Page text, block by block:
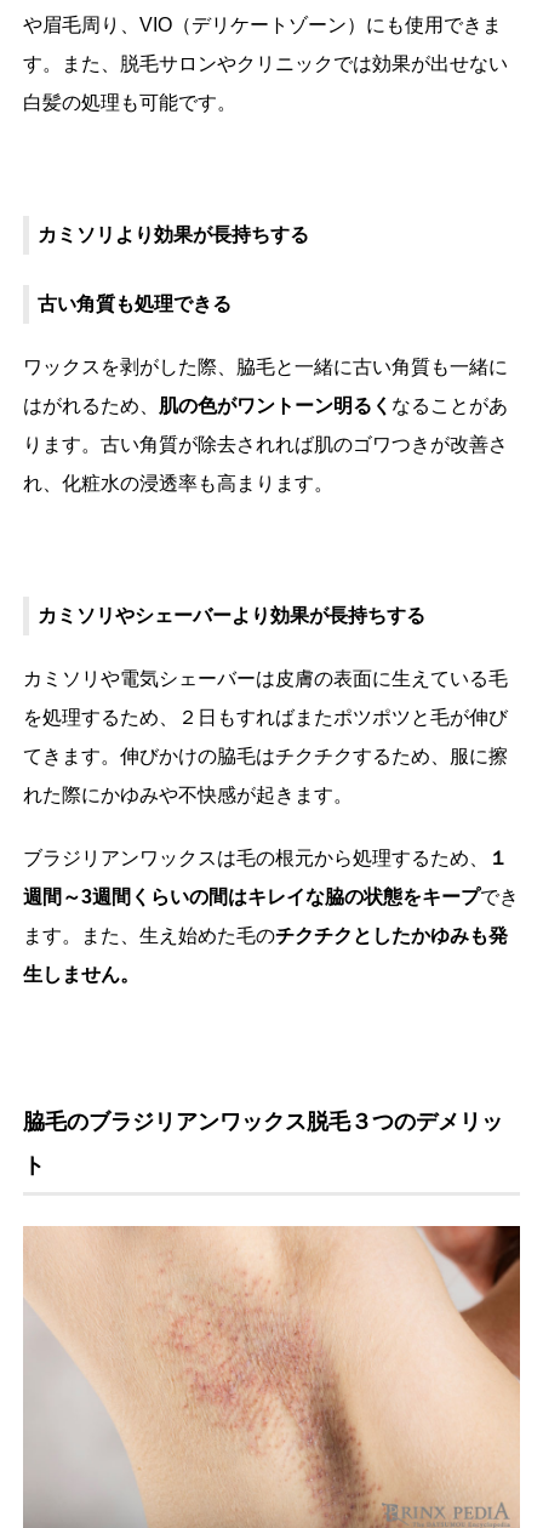
や眉毛周り、VIO（デリケートゾーン）にも使用できま
す。また、脱毛サロンやクリニックでは効果が出せない
白髪の処理も可能です。
カミソリより効果が長持ちする
古い角質も処理できる
ワックスを剥がした際、脇毛と一緒に古い角質も一緒に
はがれるため、 肌の色がワントーン明るく なることがあ
ります。古い角質が除去されれば肌のゴワつきが改善さ
れ、化粧水の浸透率も高まります。
カミソリやシェーバーより効果が長持ちする
カミソリや電気シェーバーは皮膚の表面に生えている毛
を処理するため、２日もすればまたポツポツと毛が伸び
てきます。伸びかけの脇毛はチクチクするため、服に擦
れた際にかゆみや不快感が起きます。
ブラジリアンワックスは毛の根元から処理するため、
１
週間～3週間くらいの間はキレイな脇の状態をキープでき
ます。また、生え始めた毛のチクチクとしたかゆみも発
生しません。
脇毛のブラジリアンワックス脱毛３つのデメリッ
ト